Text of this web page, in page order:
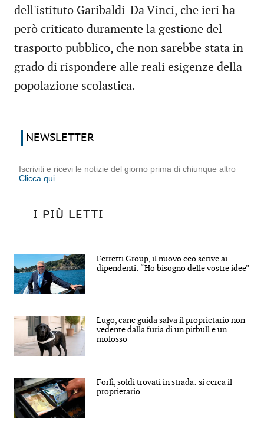
dell'istituto Garibaldi-Da Vinci, che ieri ha
però criticato duramente la gestione del
trasporto pubblico, che non sarebbe stata in
grado di rispondere alle reali esigenze della
popolazione scolastica.
NEWSLETTER
Iscriviti e ricevi le notizie del giorno prima di chiunque altro
Clicca qui
I PIÙ LETTI
Ferretti Group, il nuovo ceo scrive ai
dipendenti: “Ho bisogno delle vostre idee”
Lugo, cane guida salva il proprietario non
vedente dalla furia di un pitbull e un
molosso
Forlì, soldi trovati in strada: si cerca il
proprietario